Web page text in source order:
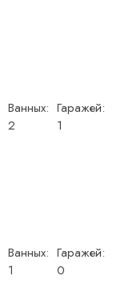
Ванных:
2
Гаражей:
1
Ванных:
1
Гаражей:
0